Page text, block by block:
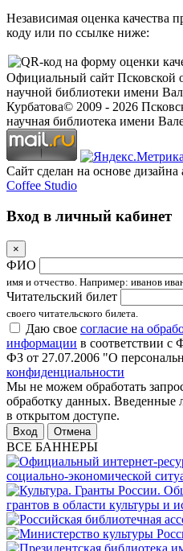
Независимая оценка качества
коду или по ссылке ниже:
Официальный сайт Псковской
научной библиотеки имени
Курбатова© 2009 - 2026
научная библиотека имени
Сайт сделан на основе
Coffee Studio
Вход в личный кабинет
×
ФИО
имя и отчество. Например: иванов
Читательский билет
своего читательского билета.
Даю свое согласие на
информации в соответствии
ФЗ от 27.07.2006 "О
конфиденциальности
Мы не можем обработать
обработку данных. Введенные
в открытом доступе.
Отмена
ВСЕ БАННЕРЫ